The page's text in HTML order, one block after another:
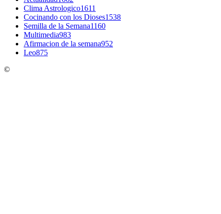
Clima Astrologico1611
Cocinando con los Dioses1538
Semilla de la Semana1160
Multimedia983
Afirmacion de la semana952
Leo875
©